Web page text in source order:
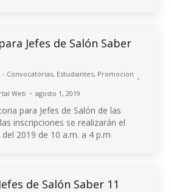
Jefes de Salón Saber
Convocatorias, Estudiantes, Promocion
Web agosto 1, 2019
para Jefes de Salón de las
inscripciones se realizarán el
2019 de 10 a.m. a 4 p.m
de Salón Saber 11